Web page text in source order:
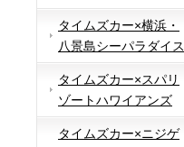
タイムズカー×横浜・
八景島シーパラダイス
タイムズカー×スパリ
ゾートハワイアンズ
タイムズカー×ニジゲ